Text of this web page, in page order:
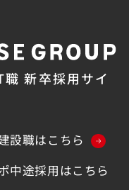
新卒採用サイ
設職はこちら
中途採用はこちら